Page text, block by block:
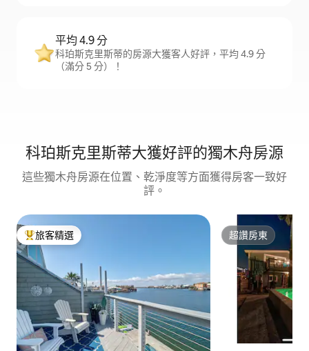
平均 4.9 分
科珀斯克里斯蒂的房源大獲客人好評，平均 4.9 分
（滿分 5 分）！
科珀斯克里斯蒂大獲好評的獨木舟房源
這些獨木舟房源在位置、乾淨度等方面獲得房客一致好
評。
旅客精選榜首
旅客精選 超讚房東
超讚房東